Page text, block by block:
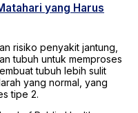
yang Harus
risiko penyakit jantung,
tubuh untuk memproses
tubuh lebih sulit
yang normal, yang
tipe 2.